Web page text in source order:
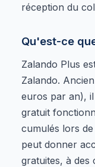
réception du
Qu'est-ce
Zalando Plus
Zalando.
euros par an),
gratuit
cumulés lors
peut donner
gratuites, à des